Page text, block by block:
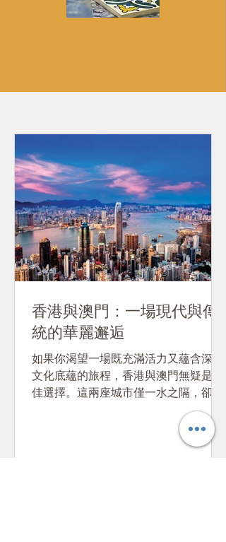
香港與澳門：一場現代與傳
統的華麗邂逅
如果你渴望一場既充滿活力又蘊含深厚
文化底蘊的旅程，香港與澳門無疑是最
佳選擇。這兩座城市僅一水之隔，卻各
自擁有獨特的歷史脈絡與文化風貌，交
織出一幅令人驚嘆的旅行畫卷。 香港：
摩登都市與文化瑰寶的交響 香港，從昔
日的小漁村蛻變為今日的國際大都會，